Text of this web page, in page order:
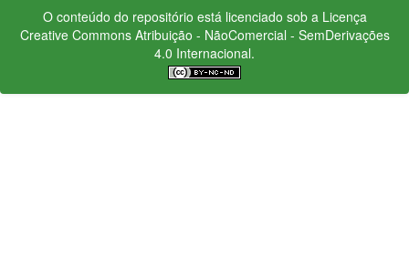
O conteúdo do repositório está licenciado sob a Licença
Creative CommonsAtribuição - NãoComercial - SemDerivações
4.0 Internacional.